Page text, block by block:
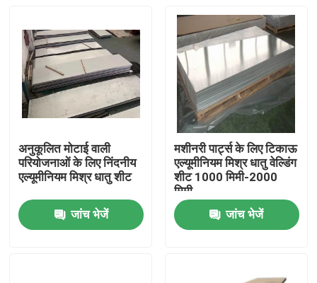
अनुकूलित मोटाई वाली
परियोजनाओं के लिए निंदनीय
एल्यूमीनियम मिश्र धातु शीट
जांच भेजें
मशीनरी पार्ट्स के लिए टिकाऊ
एल्यूमीनियम मिश्र धातु वेल्डिंग
शीट 1000 मिमी-2000
मिमी
जांच भेजें